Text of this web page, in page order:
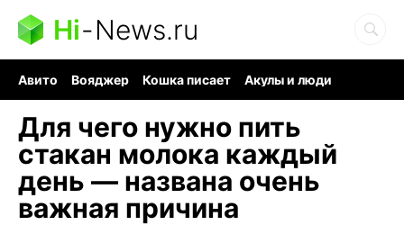
Hi-News.ru
Авито Вояджер Кошка писает
Акулы и люди
Для чего нужно пить
стакан молока каждый
день — названа очень
важная причина